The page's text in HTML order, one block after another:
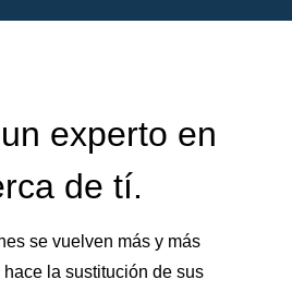
experto en
de tí.
se vuelven más y más
la sustitución de sus